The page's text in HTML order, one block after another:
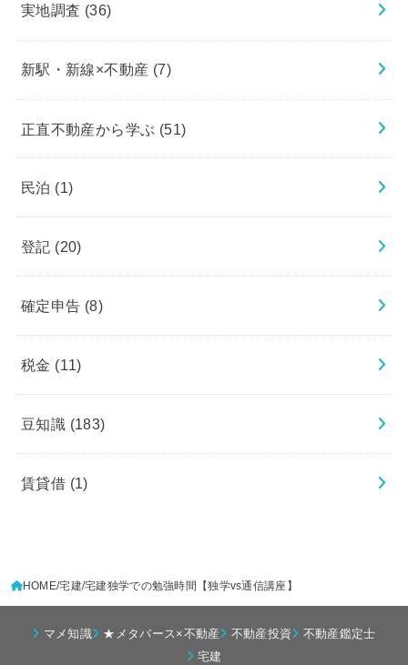
実地調査 (36)
新駅・新線×不動産 (7)
正直不動産から学ぶ (51)
民泊 (1)
登記 (20)
確定申告 (8)
税金 (11)
豆知識 (183)
賃貸借 (1)
HOME 宅建 宅建独学での勉強時間【独学vs通信講座】
マメ知識 ★メタバース×不動産 不動産投資
不動産鑑定士
宅建